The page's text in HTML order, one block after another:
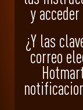
y
¿Y las
correo